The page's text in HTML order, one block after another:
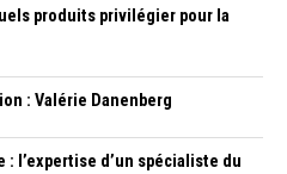
produits privilégier pour la
: Valérie Danenberg
l’expertise d’un spécialiste du